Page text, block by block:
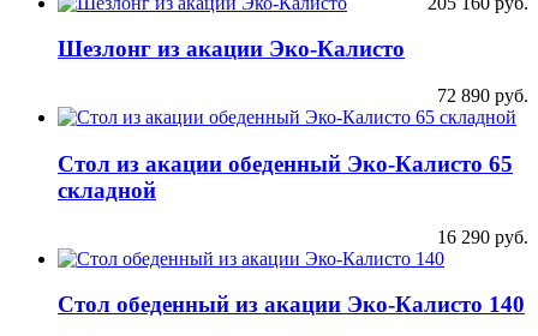
Шезлонг из акации Эко-Калисто
72 890 руб.
Стол из акации обеденный Эко-Калисто 65
складной
16 290 руб.
Стол обеденный из акации Эко-Калисто 140